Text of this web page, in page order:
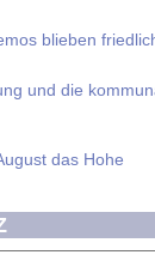
blieben
und die
das Hohe